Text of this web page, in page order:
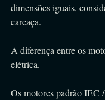
dimensões iguais,
carcaça.
A diferença entre os
elétrica.
Os motores padrão IEC